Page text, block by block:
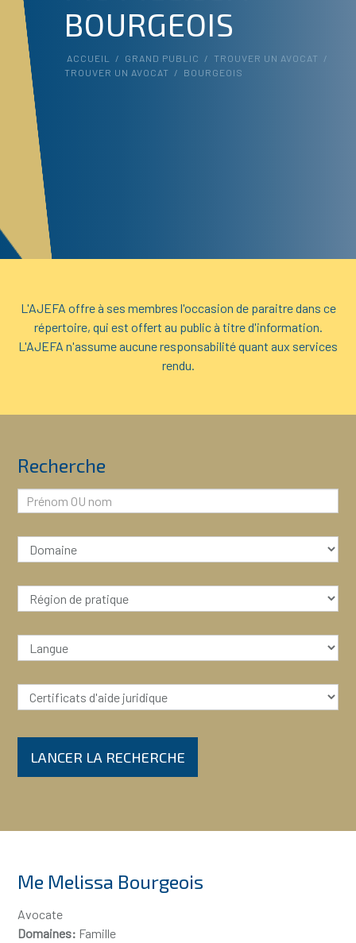
BOURGEOIS
ACCUEIL / GRAND PUBLIC / TROUVER UN AVOCAT
/
TROUVER UN AVOCAT / BOURGEOIS
L'AJEFA offre à ses membres l'occasion de paraitre dans ce
répertoire, qui est offert au public à titre d'information.
L'AJEFA n'assume aucune responsabilité quant aux services
rendu.
Recherche
LANCER LA RECHERCHE
Me Melissa Bourgeois
Avocate
Domaines: Famille